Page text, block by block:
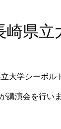
崎県
大学シーボル
演会を行いま